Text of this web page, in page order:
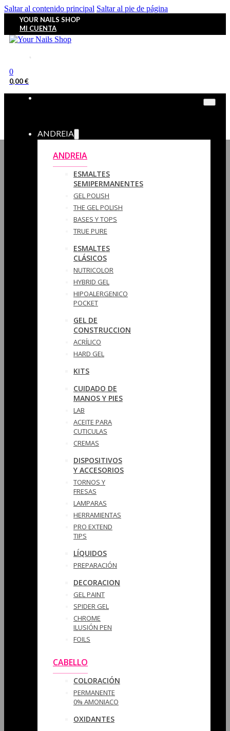
Saltar al contenido principal Saltar al pie de página
YOUR NAILS SHOP
MI CUENTA
0
0,00€
ANDREIA
ANDREIA
ESMALTES
SEMIPERMANENTES
GEL POLISH
THE GEL POLISH
BASES Y‎ TOPS
TRUE PURE
ESMALTES
CLÁSICOS
NUTRICOLOR
HYBRID GEL
HIPOALERGENICO
POCKET
GEL DE
CONSTRUCCION
ACRÍLICO
HARD GEL
KITS
CUIDADO DE
MANOS Y PIES
LAB
ACEITE PARA
CUTICULAS
CREMAS
DISPOSITIVOS
Y ACCESORIOS
TORNOS Y
FRESAS
LAMPARAS
HERRAMIENTAS
PRO EXTEND
TIPS
LÍQUIDOS
PREPARACIÓN
DECORACION
GEL PAINT
SPIDER GEL
CHROME
ILUSIÓN PEN
FOILS
CABELLO
COLORACIÓN
PERMANENTE
0% AMONIACO
OXIDANTES